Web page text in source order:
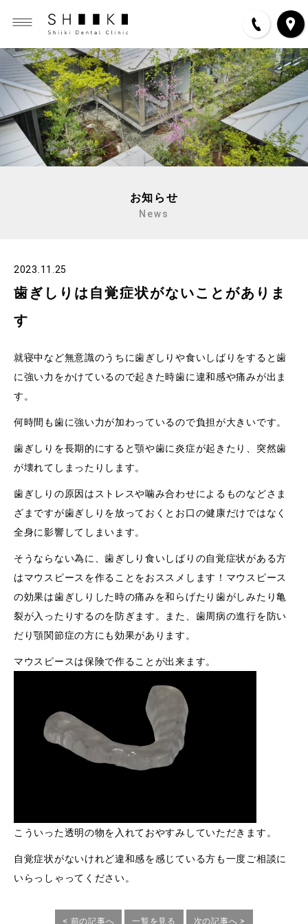
お知らせ
News
2023.11.25
歯ぎしりは自覚症状がないことがありま
す
就寝中など無意識のうちに歯ぎしりや食いしばりをすると歯
に強い力をかけているので起きた時歯に違和感や痛みが出ま
す。
何時間も歯に強い力が加わっているので負担が大きいです。
歯ぎしりを長期的にすると顎や歯に炎症が起きたり、突然歯
が壊れてしまったりします。
歯ぎしりの原因はストレスや噛み合わせによるものなどさま
ざまですが歯ぎしりを放っておくとお口の健康だけではなく
全身に影響してしまいます。
そうならない為に、歯ぎしり食いしばりの自覚症状がある方
はマウスピースを作ることをおススメします！マウスピース
の効果は歯ぎしりした時の痛みを和らげたり歯がしみたり亀
裂が入ったりするのを防ぎます。また、歯周病の進行を防い
だり顎関節症の方にも効果があります。
マウスピースは保険で作ることが出来ます。
こういった透明の物を入れておやすみしていただきます。
自覚症状がないけれど違和感を感じている方も一度ご相談に
いらっしゃってください。
< 前の記事へ 一覧を見る 次の記事へ >